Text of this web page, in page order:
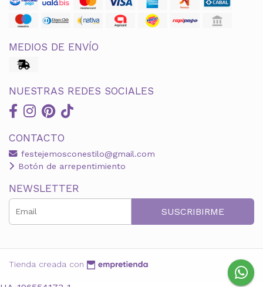
MEDIOS DE ENVÍO
NUESTRAS REDES SOCIALES
CONTACTO
festejemosconestilo@gmail.com
Botón de arrepentimiento
NEWSLETTER
SUSCRIBIRME
Tienda creada con